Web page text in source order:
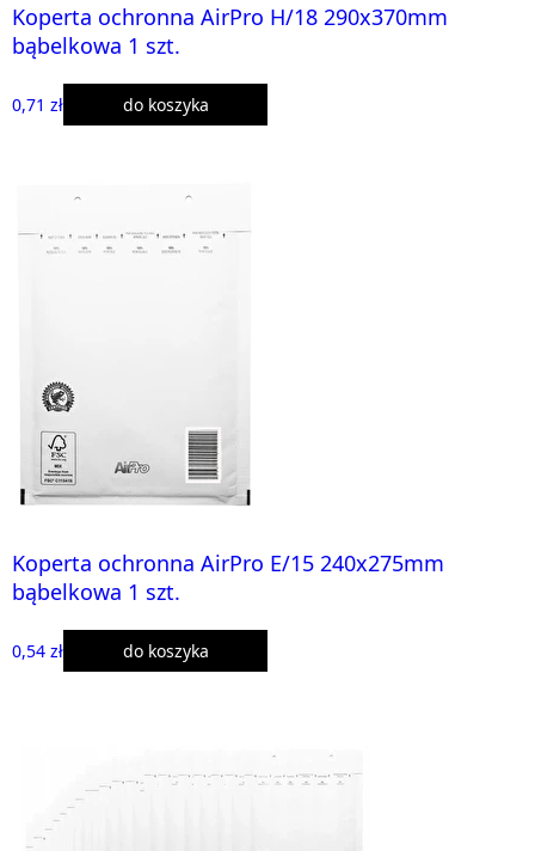
Koperta ochronna AirPro H/18 290x370mm
bąbelkowa 1 szt.
0,71 zł do koszyka
Koperta ochronna AirPro E/15 240x275mm
bąbelkowa 1 szt.
0,54 zł do koszyka